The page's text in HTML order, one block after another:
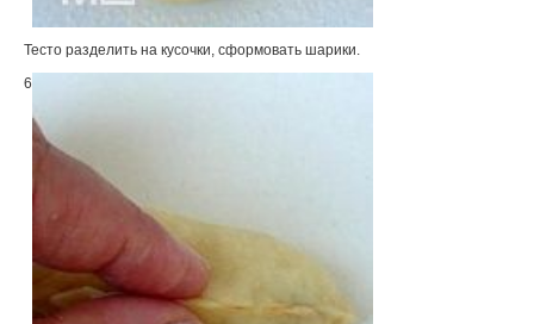
Тесто разделить на кусочки, сформовать шарики.
6